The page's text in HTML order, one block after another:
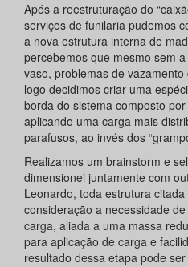
Após a reestruturação do
serviços de funilaria pudemos
a nova estrutura interna de
percebemos que mesmo sem
vaso, problemas de
logo decidimos criar uma
borda do sistema composto
aplicando uma carga mais
parafusos, ao invés dos
Realizamos um brainstorm e
dimensionei juntamente com
Leonardo, toda estrutura
consideração a necessidade
carga, aliada a uma massa
para aplicação de carga e
resultado dessa etapa pode